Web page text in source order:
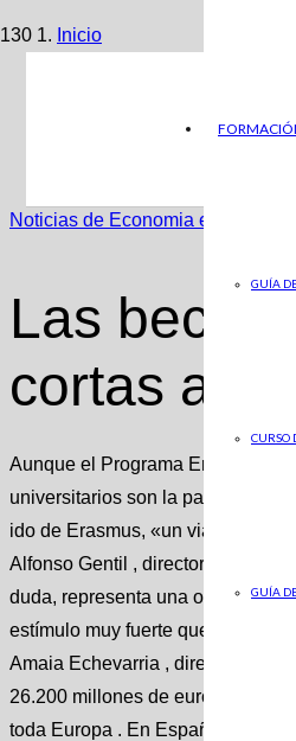
GUÍA
CURSO
GUÍA
Inicio
Noticias de Economia en ABC
Las becas
cortas
Aunque el Programa Erasmus
universitarios son la parte más
ido de Erasmus, «un viaje de
Alfonso Gentil , director del
duda, representa una
estímulo muy fuerte que es
Amaia Echevarria , directora de
26.200 millones de euros para el
toda Europa . En España, estas